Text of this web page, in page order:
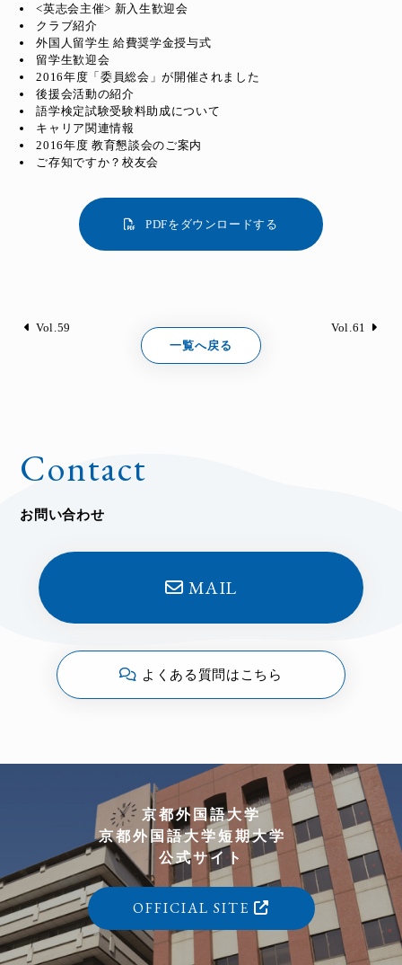
<英志会主催> 新入生歓迎会
クラブ紹介
外国人留学生 給費奨学金授与式
留学生歓迎会
2016年度「委員総会」が開催されました
後援会活動の紹介
語学検定試験受験料助成について
キャリア関連情報
2016年度 教育懇談会のご案内
ご存知ですか？校友会
PDFをダウンロードする
Vol.59 Vol.61
一覧へ戻る
Contact
お問い合わせ
MAIL
よくある質問はこちら
京都外国語大学
京都外国語大学短期大学
公式サイト
OFFICIAL SITE